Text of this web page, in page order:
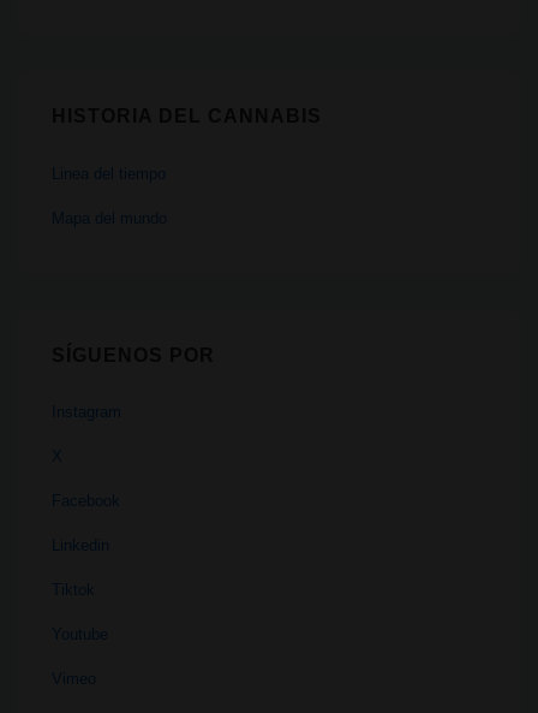
Linea del tiempo
Mapa del mundo
Instagram
X
Facebook
Linkedin
Tiktok
Youtube
Vimeo